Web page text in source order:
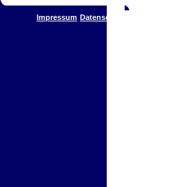
Impressum Datenschutz